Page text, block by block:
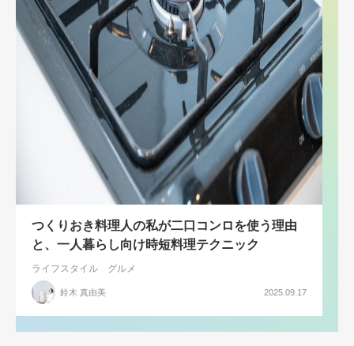
つくりおき料理人の私が二口コンロを使う理由
と、一人暮らし向け時短料理テクニック
ライフスタイル グルメ
鈴木 真由美 2025.09.17